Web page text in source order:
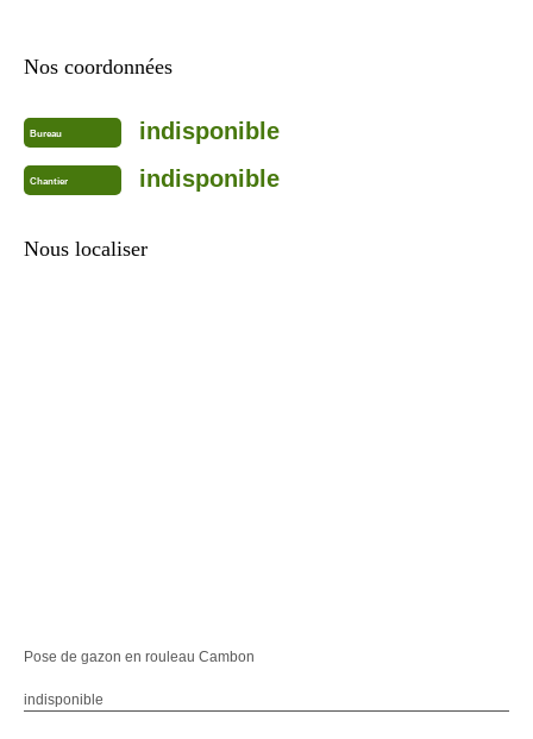
Nos coordonnées
Bureau indisponible
Chantier indisponible
Nous localiser
Pose de gazon en rouleau Cambon
indisponible